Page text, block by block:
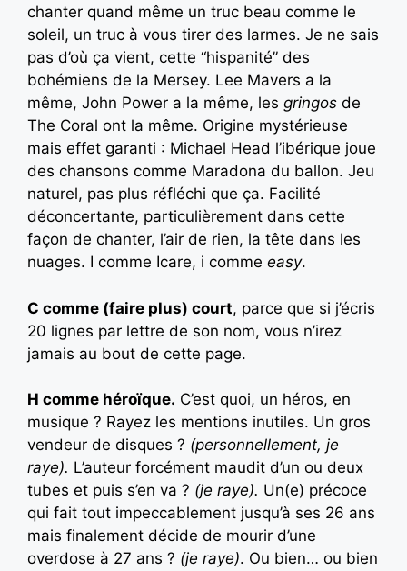
chanter quand même un truc beau comme le
soleil, un truc à vous tirer des larmes. Je ne sais
pas d’où ça vient, cette “hispanité” des
bohémiens de la Mersey. Lee Mavers a la
même, John Power a la même, les gringos de
The Coral ont la même. Origine mystérieuse
mais effet garanti : Michael Head l’ibérique joue
des chansons comme Maradona du ballon. Jeu
naturel, pas plus réfléchi que ça. Facilité
déconcertante, particulièrement dans cette
façon de chanter, l’air de rien, la tête dans les
nuages. I comme Icare, i comme easy.
C comme (faire plus) court, parce que si j’écris
20 lignes par lettre de son nom, vous n’irez
jamais au bout de cette page.
H comme héroïque. C’est quoi, un héros, en
musique ? Rayez les mentions inutiles. Un gros
vendeur de disques ? (personnellement, je
raye). L’auteur forcément maudit d’un ou deux
tubes et puis s’en va ? (je raye). Un(e) précoce
qui fait tout impeccablement jusqu’à ses 26 ans
mais finalement décide de mourir d’une
overdose à 27 ans ? (je raye). Ou bien… ou bien